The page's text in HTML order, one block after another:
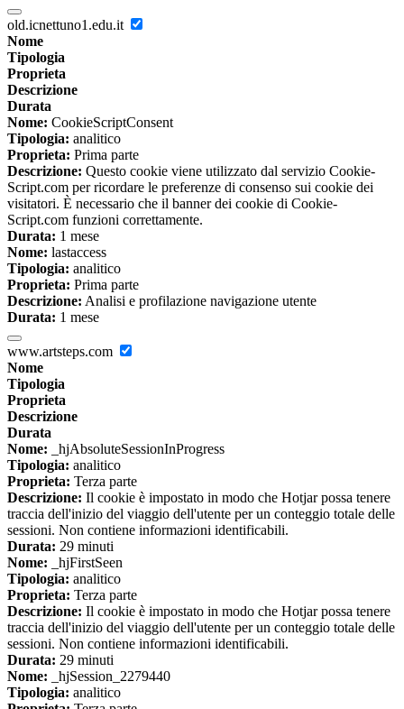
old.icnettuno1.edu.it
Nome
Tipologia
Proprieta
Descrizione
Durata
Nome: CookieScriptConsent
Tipologia: analitico
Proprieta: Prima parte
Descrizione: Questo cookie viene utilizzato dal servizio Cookie-
Script.com per ricordare le preferenze di consenso sui cookie dei
visitatori. È necessario che il banner dei cookie di Cookie-
Script.com funzioni correttamente.
Durata: 1 mese
Nome: lastaccess
Tipologia: analitico
Proprieta: Prima parte
Descrizione: Analisi e profilazione navigazione utente
Durata: 1 mese
www.artsteps.com
Nome
Tipologia
Proprieta
Descrizione
Durata
Nome: _hjAbsoluteSessionInProgress
Tipologia: analitico
Proprieta: Terza parte
Descrizione: Il cookie è impostato in modo che Hotjar possa tenere
traccia dell'inizio del viaggio dell'utente per un conteggio totale delle
sessioni. Non contiene informazioni identificabili.
Durata: 29 minuti
Nome: _hjFirstSeen
Tipologia: analitico
Proprieta: Terza parte
Descrizione: Il cookie è impostato in modo che Hotjar possa tenere
traccia dell'inizio del viaggio dell'utente per un conteggio totale delle
sessioni. Non contiene informazioni identificabili.
Durata: 29 minuti
Nome: _hjSession_2279440
Tipologia: analitico